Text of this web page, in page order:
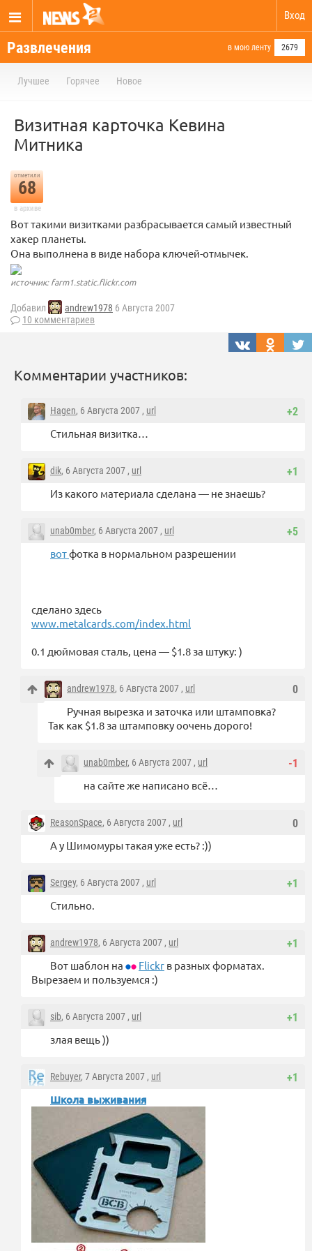
Вход
Развлечения в мою ленту 2679
Лучшее Горячее Новое
Визитная карточка Кевина
Митника
отметили
68
в архиве
Вот такими визитками разбрасывается самый известный
хакер планеты.
Она выполнена в виде набора ключей-отмычек.
источник: farm1.static.flickr.com
Добавил andrew1978 6 Августа 2007
10 комментариев
Комментарии участников:
+2
Hagen, 6 Августа 2007 , url
Стильная визитка…
+1
dik, 6 Августа 2007 , url
Из какого материала сделана — не знаешь?
+5
unab0mber, 6 Августа 2007 , url
вотфотка в нормальном разрешении
сделано здесь
www.metalcards.com/index.html
0.1 дюймовая сталь, цена — $1.8 за штуку: )
0
andrew1978, 6 Августа 2007 , url
Ручная вырезка и заточка или штамповка?
Так как $1.8 за штамповку оочень дорого!
-1
unab0mber, 6 Августа 2007 , url
на сайте же написано всё…
0
ReasonSpace, 6 Августа 2007 , url
А у Шимомуры такая уже есть? :))
+1
Sergey, 6 Августа 2007 , url
Стильно.
+1
andrew1978, 6 Августа 2007 , url
Вот шаблон на Flickr в разных форматах.
Вырезаем и пользуемся :)
+1
sib, 6 Августа 2007 , url
злая вещь ))
+1
Rebuyer, 7 Августа 2007 , url
Школа выживания